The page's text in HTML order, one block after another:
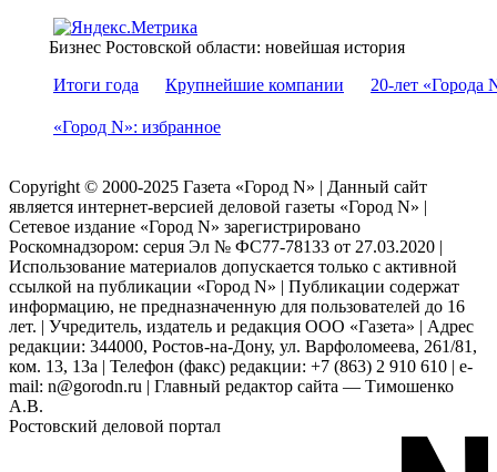
Бизнес Ростовской области: новейшая история
Итоги года
Крупнейшие компании 20-лет «Города
«Город N»: избранное
Copyright © 2000-2025 Газета «Город N» | Данный сайт
является интернет-версией деловой газеты «Город N» |
Сетевое издание «Город N» зарегистрировано
Роскомнадзором: серuя Эл № ФС77-78133 от 27.03.2020 |
Использование материалов допускается только с активной
ссылкой на публикации «Город N» | Публикации содержат
информацию, не предназначенную для пользователей до 16
лет. | Учредитель, издатель и редакция ООО «Газета» | Адрес
редакции: 344000, Ростов-на-Дону, ул. Варфоломеева, 261/81,
ком. 13, 13а | Телефон (факс) редакции: +7 (863) 2 910 610 | e-
mail: n@gorodn.ru | Главный редактор сайта — Тимошенко
А.В.
Ростовский деловой портал